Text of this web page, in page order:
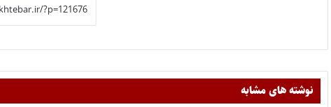
نوشته های مشابه